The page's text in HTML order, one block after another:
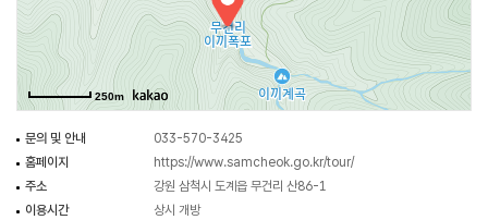
250m
문의 및 안내
033-570-3425
홈페이지
https://www.samcheok.go.kr/tour/
주소
강원 삼척시 도계읍 무건리 산86-1
이용시간
상시 개방